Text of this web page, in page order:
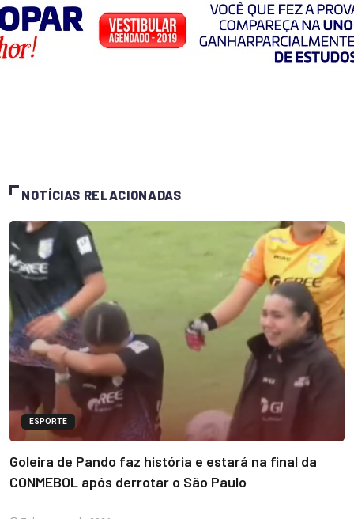
NOTÍCIAS RELACIONADAS
ESPORTE
Goleira de Pando faz história e estará na final da
CONMEBOL após derrotar o São Paulo